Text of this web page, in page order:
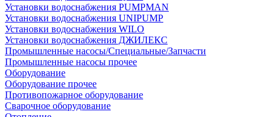
Установки водоснабжения PUMPMAN
Установки водоснабжения UNIPUMP
Установки водоснабжения WILO
Установки водоснабжения ДЖИЛЕКС
Промышленные насосы/Специальные/Запчасти
Промышленные насосы прочее
Оборудование
Оборудование прочее
Противопожарное оборудование
Сварочное оборудование